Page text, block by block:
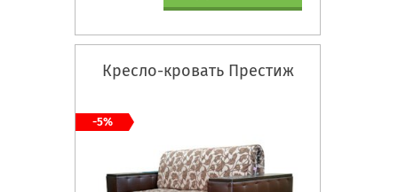
Кресло-кровать Престиж
-5%